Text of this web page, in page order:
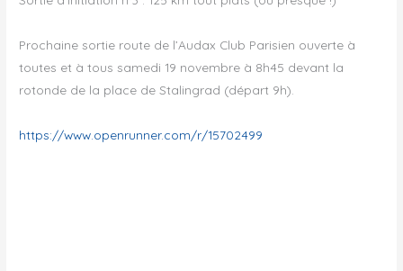
Prochaine sortie route de l’Audax Club Parisien ouverte à
toutes et à tous samedi 19 novembre à 8h45 devant la
rotonde de la place de Stalingrad (départ 9h).
https://www.openrunner.com/r/15702499